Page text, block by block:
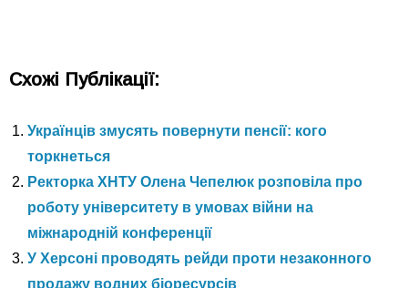
Схожі Публікації:
Українців змусять повернути пенсії: кого
торкнеться
Ректорка ХНТУ Олена Чепелюк розповіла про
роботу університету в умовах війни на
міжнародній конференції
У Херсоні проводять рейди проти незаконного
продажу водних біоресурсів